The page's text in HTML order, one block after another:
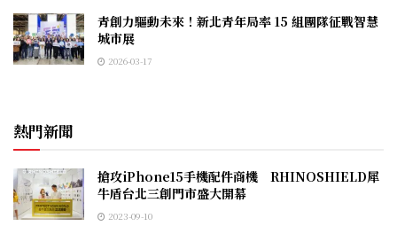
青創力驅動未來！新北青年局率 15 組團隊征戰智慧
城市展
2026-03-17
熱門新聞
搶攻iPhone15手機配件商機 RHINOSHIELD犀
牛盾台北三創門市盛大開幕
2023-09-10